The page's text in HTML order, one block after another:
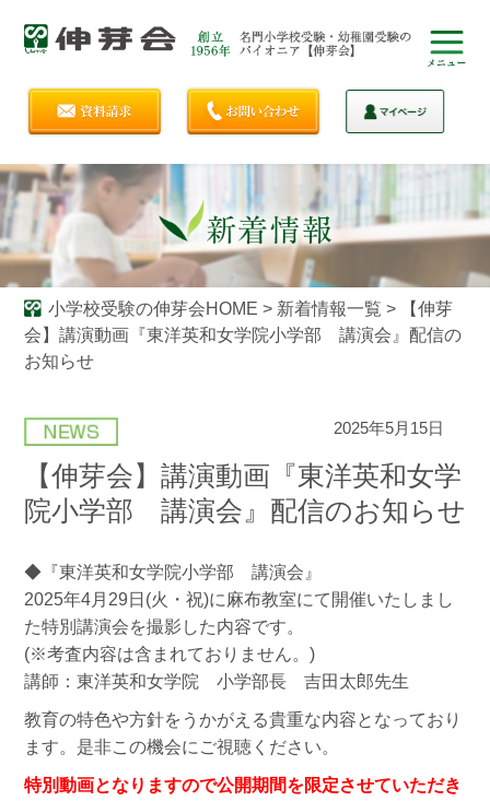
小学校受験の伸芽会HOME > 新着情報一覧 >
【伸芽
会】講演動画『東洋英和女学院小学部 講演会』配信の
お知らせ
2025年5月15日
【伸芽会】講演動画『東洋英和女学
院小学部 講演会』配信のお知らせ
◆『東洋英和女学院小学部 講演会』
2025年4月29日(火・祝)に麻布教室にて開催いたしまし
た特別講演会を撮影した内容です。
(※考査内容は含まれておりません。)
講師：東洋英和女学院 小学部長 吉田太郎先生
教育の特色や方針をうかがえる貴重な内容となっており
ます。是非この機会にご視聴ください。
特別動画となりますので公開期間を限定させていただき